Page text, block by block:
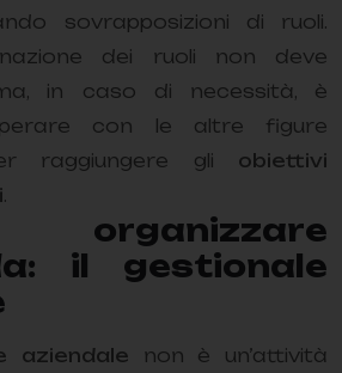
sovrapposizioni di ruoli.
dei ruoli non deve
in caso di necessità, è
con le altre figure
raggiungere gli obiettivi
.
il gestionale
aziendale non è un’attività